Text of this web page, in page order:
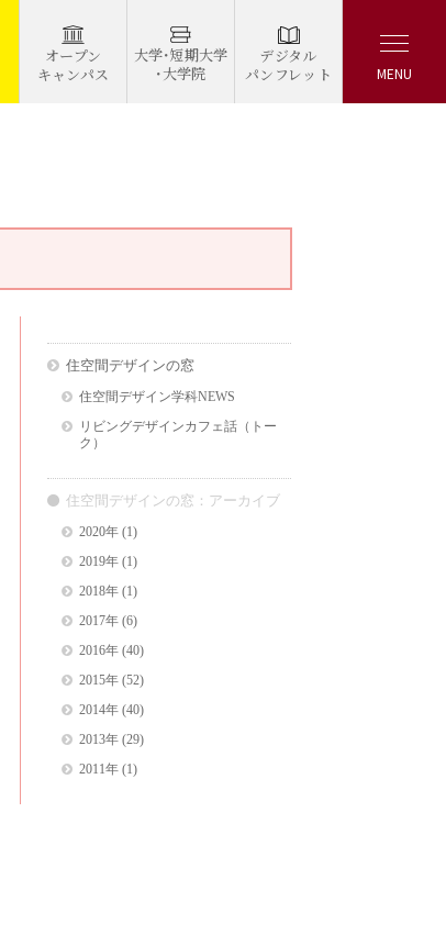
オープン
キャンパス
大学・短期大学
・大学院
デジタル
パンフレット
MENU
住空間デザインの窓
住空間デザイン学科NEWS
リビングデザインカフェ話（トー
ク）
住空間デザインの窓：アーカイブ
2020年(1)
2019年(1)
2018年(1)
2017年(6)
2016年(40)
2015年(52)
2014年(40)
2013年(29)
2011年(1)